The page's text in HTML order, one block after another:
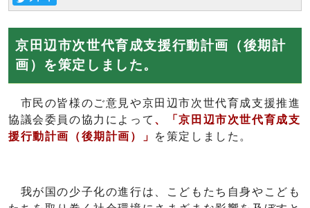
京田辺市次世代育成支援行動計画（後期計
画）を策定しました。
市民の皆様のご意見や京田辺市次世代育成支援推進
協議会委員の協力によって 、「京田辺市次世代育成支
援行動計画（後期計画）」
を策定しました。
我が国の少子化の進行は、こどもたち自身やこども